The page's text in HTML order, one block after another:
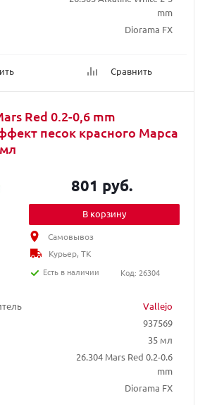
mm
Diorama FX
Сравнить
Red 0.2-0,6 mm
песок красного Марса
Vallejo
937569
35 мл
26.304 Mars Red 0.2-0.6
mm
Diorama FX
801 руб.
В корзину
Самовывоз
Курьер, ТК
Есть в наличии
Код: 26304